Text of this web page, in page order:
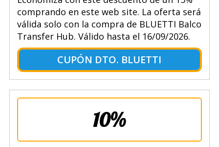
comprando en este web site. La oferta será
válida solo con la compra de BLUETTI Balco
Transfer Hub. Válido hasta el 16/09/2026.
CUPÓN DTO. BLUETTI
10%